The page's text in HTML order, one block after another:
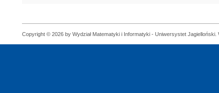
Copyright © 2026 by Wydział Matematyki i Informatyki - Uniwersystet